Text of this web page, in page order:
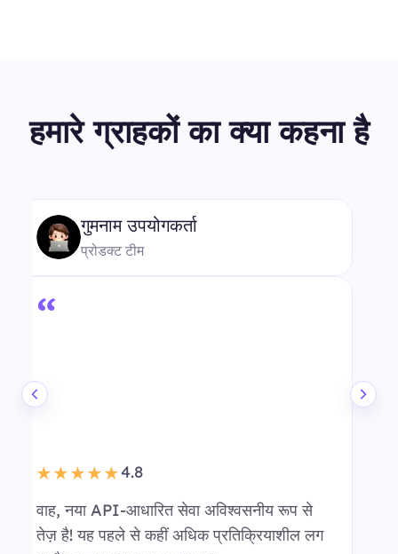
हमारे ग्राहकों का क्या कहना है
“
दिया है। शानदार सुधार!
गुमनाम उपयोगकर्ता